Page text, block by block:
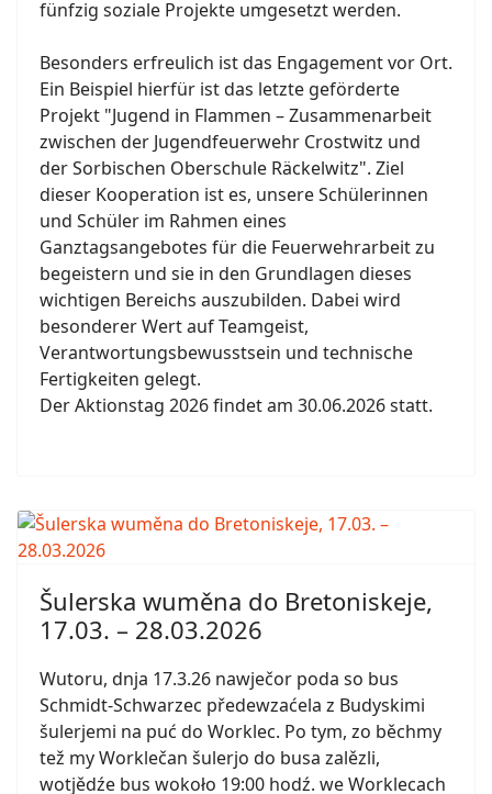
fünfzig soziale Projekte umgesetzt werden.
Besonders erfreulich ist das Engagement vor Ort.
Ein Beispiel hierfür ist das letzte geförderte
Projekt "Jugend in Flammen – Zusammenarbeit
zwischen der Jugendfeuerwehr Crostwitz und
der Sorbischen Oberschule Räckelwitz". Ziel
dieser Kooperation ist es, unsere Schülerinnen
und Schüler im Rahmen eines
Ganztagsangebotes für die Feuerwehrarbeit zu
begeistern und sie in den Grundlagen dieses
wichtigen Bereichs auszubilden. Dabei wird
besonderer Wert auf Teamgeist,
Verantwortungsbewusstsein und technische
Fertigkeiten gelegt.
Der Aktionstag 2026 findet am 30.06.2026 statt.
Šulerska wuměna do Bretoniskeje,
17.03. – 28.03.2026
Wutoru, dnja 17.3.26 nawječor poda so bus
Schmidt-Schwarzec předewzaćela z Budyskimi
šulerjemi na puć do Worklec. Po tym, zo běchmy
tež my Worklečan šulerjo do busa zalězli,
wotjědźe bus wokoło 19:00 hodź. we Worklecach